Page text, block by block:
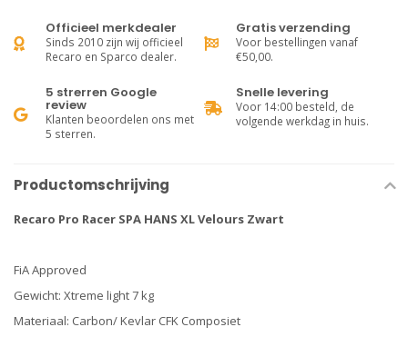
Officieel merkdealer
Sinds 2010 zijn wij officieel
Recaro en Sparco dealer.
Gratis verzending
Voor bestellingen vanaf
€50,00.
5 strerren Google
review
Klanten beoordelen ons met
5 sterren.
Snelle levering
Voor 14:00 besteld, de
volgende werkdag in huis.
Productomschrijving
Recaro Pro Racer SPA HANS XL Velours Zwart
FiA Approved
Gewicht: Xtreme light 7 kg
Materiaal: Carbon/ Kevlar CFK Composiet